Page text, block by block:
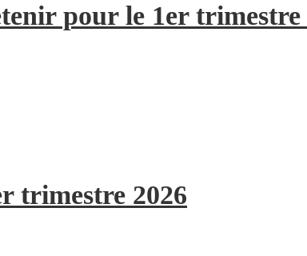
pour le 1er trimestre
trimestre 2026